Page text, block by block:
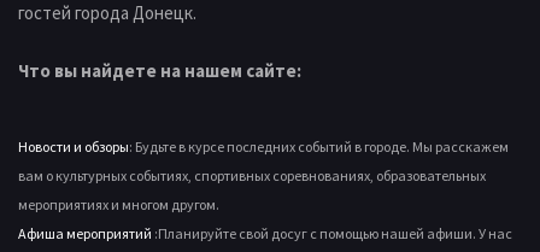
гостей города Донецк.
Что вы найдете на нашем сайте:
Новости и обзоры: Будьте в курсе последних событий в городе. Мы расскажем
вам о культурных событиях, спортивных соревнованиях, образовательных
мероприятиях и многом другом.
Афиша мероприятий :Планируйте свой досуг с помощью нашей афиши. У нас